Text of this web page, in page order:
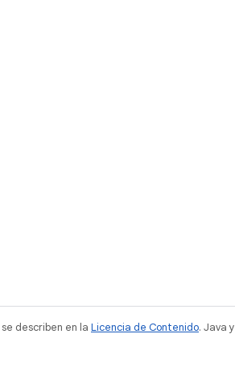
describen en la Licencia de Contenido. Java y